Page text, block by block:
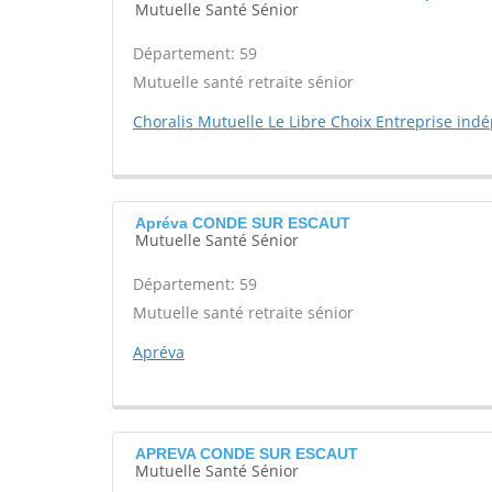
Mutuelle Santé Sénior
Département: 59
Mutuelle santé retraite sénior
Choralis Mutuelle Le Libre Choix Entreprise
Apréva CONDE SUR ESCAUT
Mutuelle Santé Sénior
Département: 59
Mutuelle santé retraite sénior
Apréva
APREVA CONDE SUR ESCAUT
Mutuelle Santé Sénior